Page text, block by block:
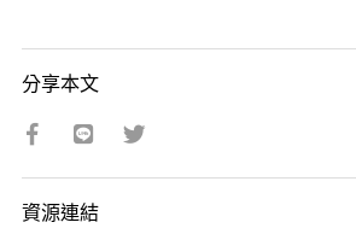
分享本文
資源連結